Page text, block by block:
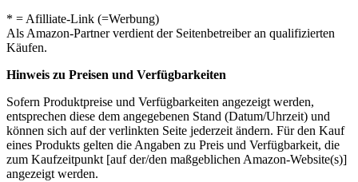
* = Afilliate-Link (=Werbung)
Als Amazon-Partner verdient der Seitenbetreiber an qualifizierten
Käufen.
Hinweis zu Preisen und Verfügbarkeiten
Sofern Produktpreise und Verfügbarkeiten angezeigt werden,
entsprechen diese dem angegebenen Stand (Datum/Uhrzeit) und
können sich auf der verlinkten Seite jederzeit ändern. Für den Kauf
eines Produkts gelten die Angaben zu Preis und Verfügbarkeit, die
zum Kaufzeitpunkt [auf der/den maßgeblichen Amazon-Website(s)]
angezeigt werden.